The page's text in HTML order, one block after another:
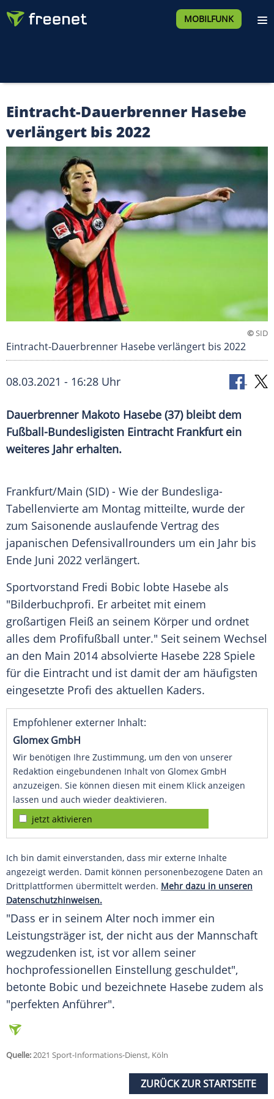
MOBILFUNK
Eintracht-Dauerbrenner Hasebe
verlängert bis 2022
©SID
Eintracht-Dauerbrenner Hasebe verlängert bis 2022
08.03.2021 - 16:28 Uhr
Dauerbrenner Makoto Hasebe (37) bleibt dem
Fußball-Bundesligisten Eintracht Frankfurtein
weiteres Jahr erhalten.
Frankfurt/Main (SID) - Wie der Bundesliga-
Tabellenvierte am Montag mitteilte, wurde der
zum Saisonende auslaufende Vertrag des
japanischen Defensivallrounders um ein Jahr bis
Ende Juni 2022 verlängert.
Sportvorstand Fredi Bobic lobte Hasebe als
"Bilderbuchprofi. Er arbeitet mit einem
großartigen Fleiß an seinem Körper und ordnet
alles dem Profifußball unter." Seit seinem Wechsel
an den Main 2014 absolvierte Hasebe 228 Spiele
für die Eintracht und ist damit der am häufigsten
eingesetzte Profi des aktuellen Kaders.
Empfohlener externer Inhalt:
Glomex GmbH
Wir benötigen Ihre Zustimmung, um den von unserer
Redaktion eingebundenen Inhalt von Glomex GmbH
anzuzeigen. Sie können diesen mit einem Klick anzeigen
lassen und auch wieder deaktivieren.
jetzt aktivieren
Ich bin damit einverstanden, dass mir externe Inhalte
angezeigt werden. Damit können personenbezogene Daten an
Drittplattformen übermittelt werden. Mehr dazu in unseren
Datenschutzhinweisen.
"Dass er in seinem Alter noch immer ein
Leistungsträger ist, der nicht aus der Mannschaft
wegzudenken ist, ist vor allem seiner
hochprofessionellen Einstellung geschuldet",
betonte Bobic und bezeichnete Hasebe zudem als
"perfekten Anführer".
Quelle:2021 Sport-Informations-Dienst, Köln
ZURÜCK ZUR STARTSEITE